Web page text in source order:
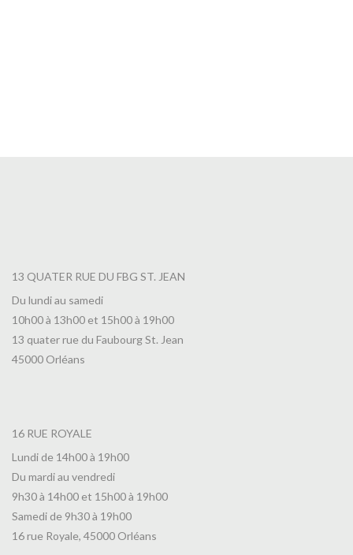
13 QUATER RUE DU FBG ST. JEAN
Du lundi au samedi
10h00 à 13h00 et 15h00 à 19h00
13 quater rue du Faubourg St. Jean
45000 Orléans
16 RUE ROYALE
Lundi de 14h00 à 19h00
Du mardi au vendredi
9h30 à 14h00 et 15h00 à 19h00
Samedi de 9h30 à 19h00
16 rue Royale, 45000 Orléans